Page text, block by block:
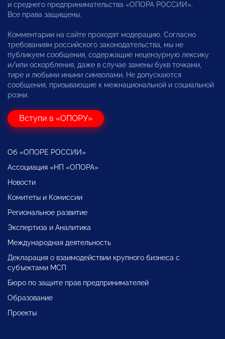
и среднего предпринимательства «ОПОРА РОССИИ».
Все права защищены.
Комментарии на сайте проходят модерацию. Согласно
требованиям российского законодательства, мы не
публикуем сообщения, содержащие нецензурную лексику
и/или оскорбления, даже в случае замены букв точками,
тире и любыми иными символами. Не допускаются
сообщения, призывающие к межнациональной и социальной
розни.
Вступи в «ОПОРУ»
Об «ОПОРЕ РОССИИ»
Ассоциация «НП «ОПОРА»
Новости
Комитеты и Комиссии
Региональное развитие
Экспертиза и Аналитика
Международная деятельность
Декларация о взаимодействии крупного бизнеса с
субъектами МСП
Бюро по защите прав предпринимателей
Образование
Проекты